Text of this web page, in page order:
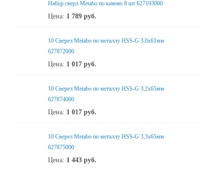
Набор сверл Metabo по камню 8 шт 627193000
Цена: 1 789 руб.
10 Сверел Metabo по металлу HSS-G 3,0x61мм
627872000
Цена: 1 017 руб.
10 Сверел Metabo по металлу HSS-G 3,2x65мм
627874000
Цена: 1 017 руб.
10 Сверел Metabo по металлу HSS-G 3,3x65мм
627875000
Цена: 1 443 руб.